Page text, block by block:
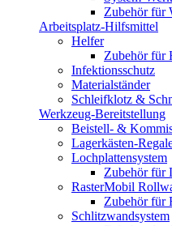
Zubehör für
Arbeitsplatz-Hilfsmittel
Helfer
Zubehör für
Infektionsschutz
Materialständer
Schleifklotz &
Werkzeug-Bereitstellung
Beistell- &
Lagerkästen-
Lochplattensystem
Zubehör für
RasterMobil
Zubehör für
Schlitzwandsystem